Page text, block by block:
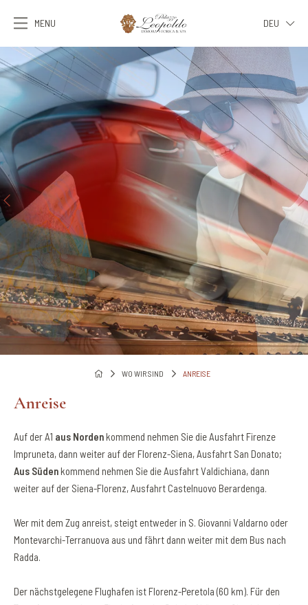
MENU
DEU
FRA
DEU
ESP
WO WIR SIND ANREISE
Anreise
Auf der A1 aus Nordenkommend nehmen Sie die Ausfahrt Firenze
Impruneta, dann weiter auf der Florenz-Siena, Ausfahrt San Donato;
Aus Südenkommend nehmen Sie die Ausfahrt Valdichiana, dann
weiter auf der Siena-Florenz, Ausfahrt Castelnuovo Berardenga.
Wer mit dem Zug anreist, steigt entweder in S. Giovanni Valdarno oder
Montevarchi-Terranuova aus und fährt dann weiter mit dem Bus nach
Radda.
Der nächstgelegene Flughafen ist Florenz-Peretola (60 km). Für den